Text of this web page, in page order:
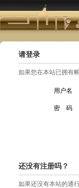
请登录
如果您在本站已拥有
用户名
密 码
还没有注册吗？
如果还没有本站的通